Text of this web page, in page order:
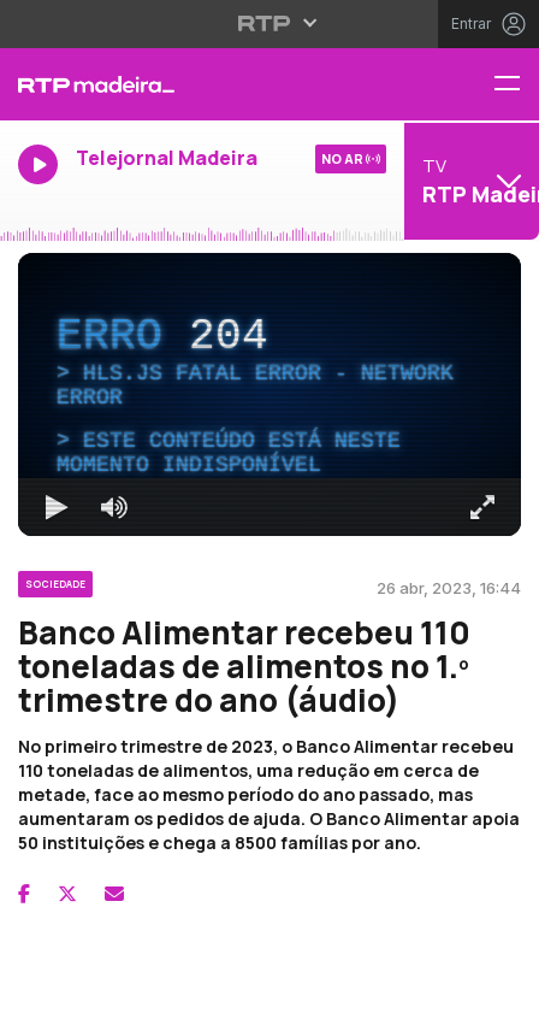
Entrar
Telejornal Madeira NO AR TV
RTP
ERRO204
HLS.JS FATAL ERROR - NETWORK
ERROR
ESTE CONTEÚDO ESTÁ NESTE
MOMENTO INDISPONÍVEL
SOCIEDADE 26 abr, 2023, 16:44
Banco Alimentar recebeu 110
toneladas de alimentos no 1.º
trimestre do ano (áudio)
No primeiro trimestre de 2023, o Banco Alimentar recebeu
110 toneladas de alimentos, uma redução em cerca de
metade, face ao mesmo período do ano passado, mas
aumentaram os pedidos de ajuda. O Banco Alimentar apoia
50 instituições e chega a 8500 famílias por ano.